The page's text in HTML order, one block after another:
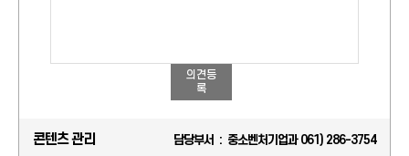
의견등
록
콘텐츠 관리 담당부서 : 중소벤처기업과 061) 286-3754